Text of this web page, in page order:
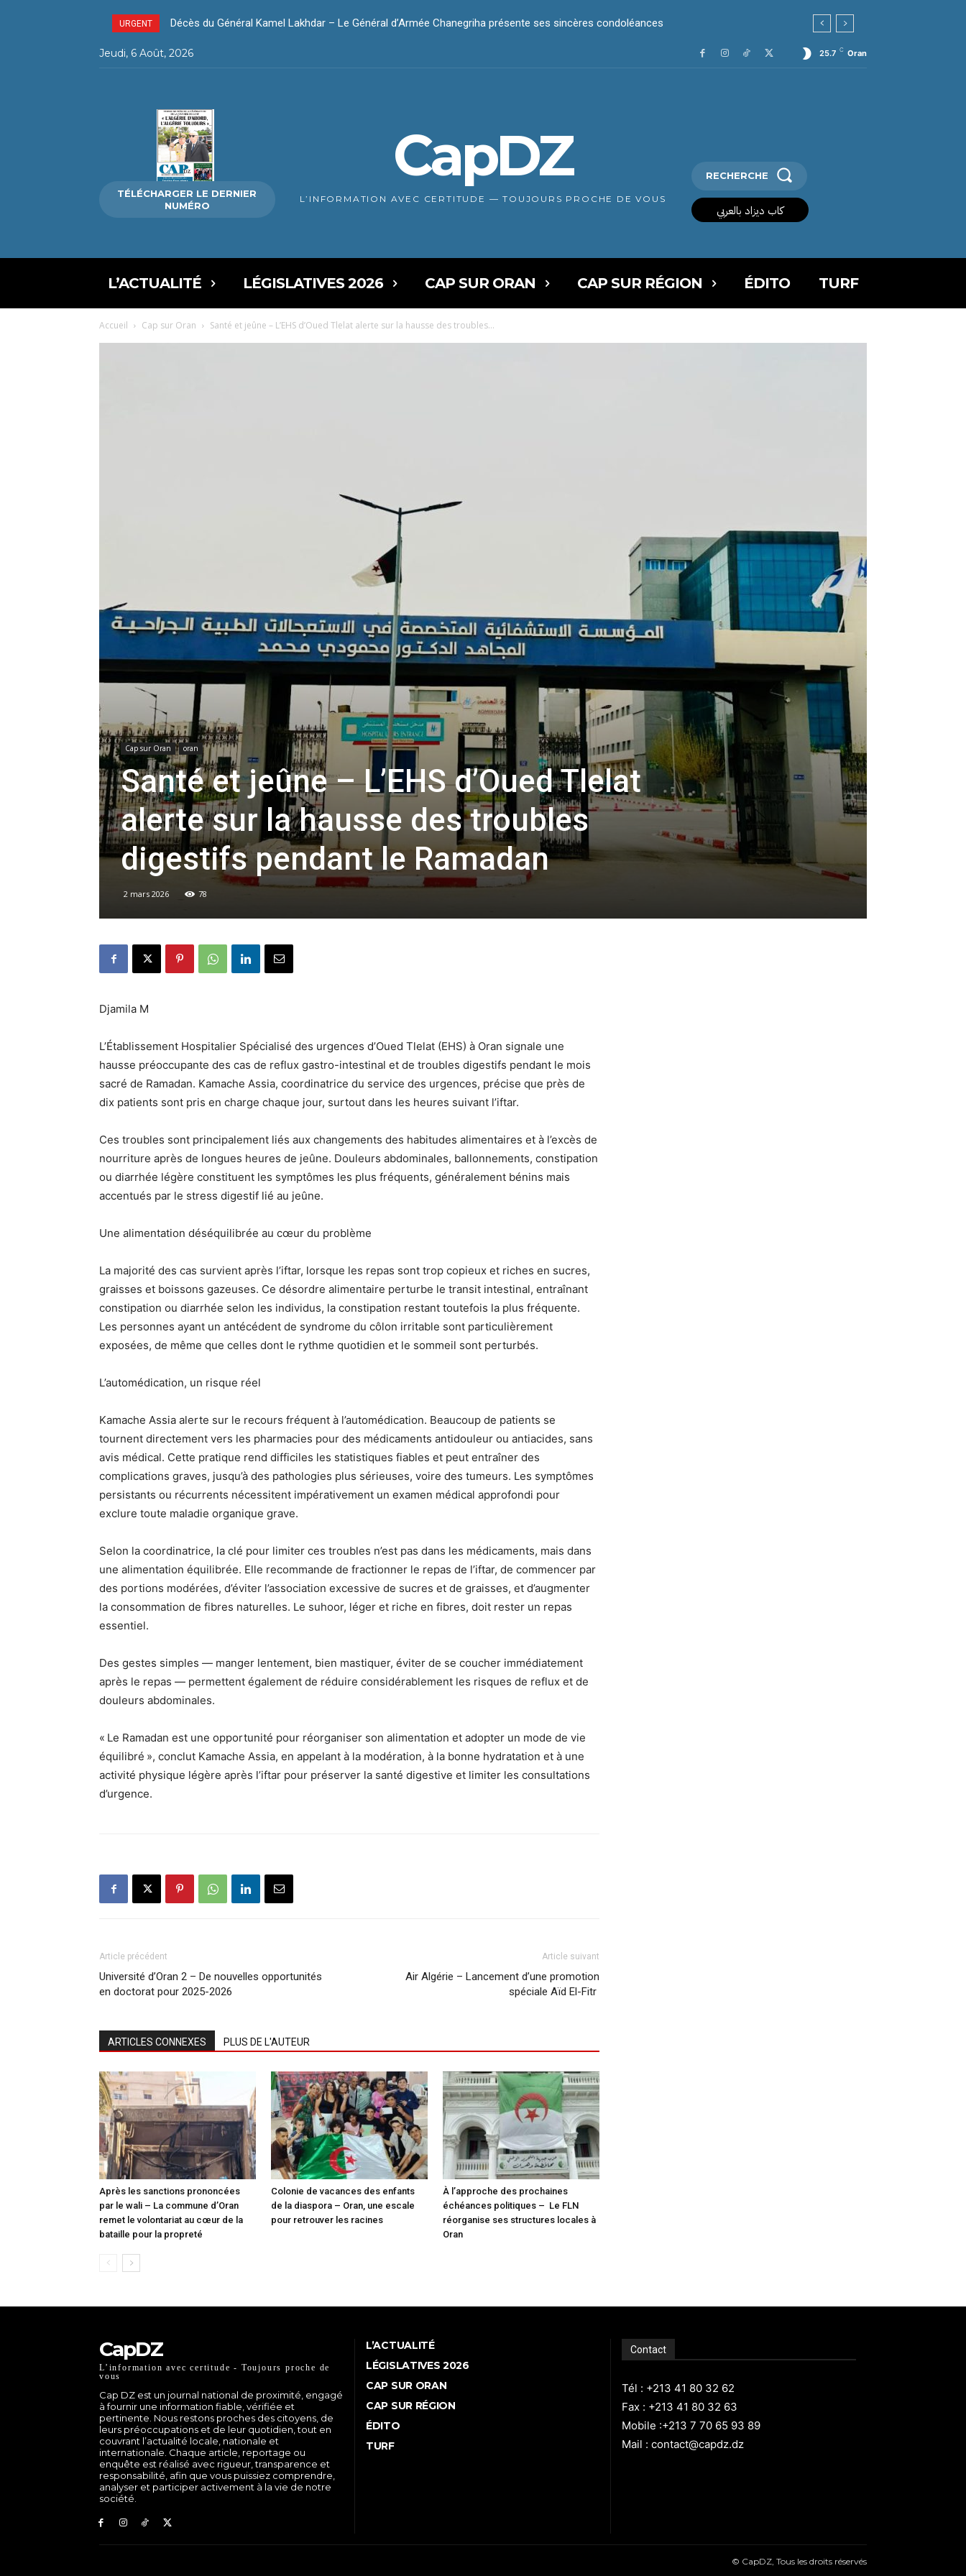
URGENT Décès du Général Kamel Lakhdar – Le président Tebboune présente ses condoléances
Jeudi, 6 Août, 2026 25.7 C Oran
TÉLÉCHARGER LE DERNIER
NUMÉRO
CapDZ
L’INFORMATION AVEC CERTITUDE — TOUJOURS PROCHE DE VOUS
RECHERCHE
كاب ديزاد بالعربي
L’ACTUALITÉ LÉGISLATIVES 2026 CAP SUR ORAN CAP SUR RÉGION ÉDITO TURF
Accueil Cap sur Oran Santé et jeûne – L’EHS d’Oued Tlelat alerte sur la hausse des troubles...
Cap sur Oran oran
Santé et jeûne – L’EHS d’Oued Tlelat
alerte sur la hausse des troubles
digestifs pendant le Ramadan
2 mars 2026 78
Djamila M
L’Établissement Hospitalier Spécialisé des urgences d’Oued Tlelat (EHS) à Oran signale une
hausse préoccupante des cas de reflux gastro-intestinal et de troubles digestifs pendant le mois
sacré de Ramadan. Kamache Assia, coordinatrice du service des urgences, précise que près de
dix patients sont pris en charge chaque jour, surtout dans les heures suivant l’iftar.
Ces troubles sont principalement liés aux changements des habitudes alimentaires et à l’excès de
nourriture après de longues heures de jeûne. Douleurs abdominales, ballonnements, constipation
ou diarrhée légère constituent les symptômes les plus fréquents, généralement bénins mais
accentués par le stress digestif lié au jeûne.
Une alimentation déséquilibrée au cœur du problème
La majorité des cas survient après l’iftar, lorsque les repas sont trop copieux et riches en sucres,
graisses et boissons gazeuses. Ce désordre alimentaire perturbe le transit intestinal, entraînant
constipation ou diarrhée selon les individus, la constipation restant toutefois la plus fréquente.
Les personnes ayant un antécédent de syndrome du côlon irritable sont particulièrement
exposées, de même que celles dont le rythme quotidien et le sommeil sont perturbés.
L’automédication, un risque réel
Kamache Assia alerte sur le recours fréquent à l’automédication. Beaucoup de patients se
tournent directement vers les pharmacies pour des médicaments antidouleur ou antiacides, sans
avis médical. Cette pratique rend difficiles les statistiques fiables et peut entraîner des
complications graves, jusqu’à des pathologies plus sérieuses, voire des tumeurs. Les symptômes
persistants ou récurrents nécessitent impérativement un examen médical approfondi pour
exclure toute maladie organique grave.
Selon la coordinatrice, la clé pour limiter ces troubles n’est pas dans les médicaments, mais dans
une alimentation équilibrée. Elle recommande de fractionner le repas de l’iftar, de commencer par
des portions modérées, d’éviter l’association excessive de sucres et de graisses, et d’augmenter
la consommation de fibres naturelles. Le suhoor, léger et riche en fibres, doit rester un repas
essentiel.
Des gestes simples — manger lentement, bien mastiquer, éviter de se coucher immédiatement
après le repas — permettent également de réduire considérablement les risques de reflux et de
douleurs abdominales.
« Le Ramadan est une opportunité pour réorganiser son alimentation et adopter un mode de vie
équilibré », conclut Kamache Assia, en appelant à la modération, à la bonne hydratation et à une
activité physique légère après l’iftar pour préserver la santé digestive et limiter les consultations
d’urgence.
Article précédent
Université d’Oran 2 – De nouvelles opportunités
en doctorat pour 2025-2026
Article suivant
Air Algérie – Lancement d’une promotion
spéciale Aïd El-Fitr
ARTICLES CONNEXES PLUS DE L'AUTEUR
Après les sanctions prononcées
par le wali – La commune d’Oran
remet le volontariat au cœur de la
bataille pour la propreté
Colonie de vacances des enfants
de la diaspora – Oran, une escale
pour retrouver les racines
À l’approche des prochaines
échéances politiques – Le FLN
réorganise ses structures locales à
Oran
CapDZ
L’information avec certitude - Toujours proche de
vous
Cap DZ est un journal national de proximité, engagé
à fournir une information fiable, vérifiée et
pertinente. Nous restons proches des citoyens, de
leurs préoccupations et de leur quotidien, tout en
couvrant l’actualité locale, nationale et
internationale. Chaque article, reportage ou
enquête est réalisé avec rigueur, transparence et
responsabilité, afin que vous puissiez comprendre,
analyser et participer activement à la vie de notre
société.
L’ACTUALITÉ
LÉGISLATIVES 2026
CAP SUR ORAN
CAP SUR RÉGION
ÉDITO
TURF
Contact
Tél : +213 41 80 32 62
Fax : +213 41 80 32 63
Mobile :+213 7 70 65 93 89
Mail : contact@capdz.dz
© CapDZ, Tous les droits réservés